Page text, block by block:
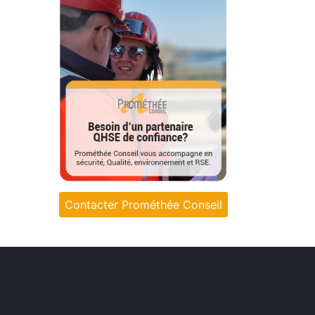
Contacter Prométhée Conseil